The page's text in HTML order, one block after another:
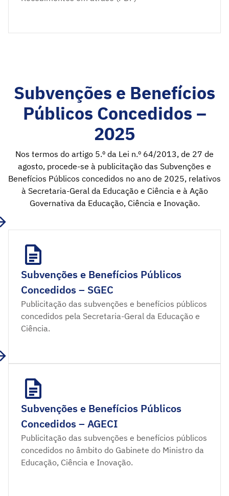
Subvenções e Benefícios
Públicos Concedidos –
2025
Nos termos do artigo 5.º da Lei n.º 64/2013, de 27 de
agosto, procede-se à publicitação das Subvenções e
Benefícios Públicos concedidos no ano de 2025, relativos
à Secretaria-Geral da Educação e Ciência e à Ação
Governativa da Educação, Ciência e Inovação.
Subvenções e Benefícios Públicos
Concedidos – SGEC
Publicitação das subvenções e benefícios públicos
concedidos pela Secretaria-Geral da Educação e
Ciência.
Subvenções e Benefícios Públicos
Concedidos – AGECI
Publicitação das subvenções e benefícios públicos
concedidos no âmbito do Gabinete do Ministro da
Educação, Ciência e Inovação.